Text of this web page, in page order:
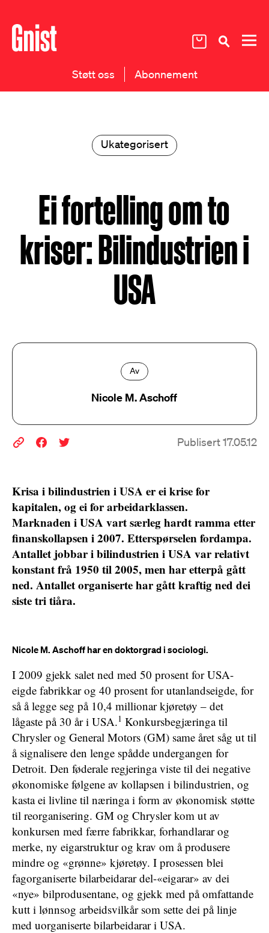
Støtt oss Abonnement
Ukategorisert
Ei fortelling om to
kriser: Bilindustrien i
USA
Av
Nicole M. Aschoff
Publisert 17.05.12
Krisa i bilindustrien i USA er ei krise for
kapitalen, og ei for arbeidarklassen.
Marknaden i USA vart særleg hardt ramma etter
finanskollapsen i 2007. Etterspørselen fordampa.
Antallet jobbar i bilindustrien i USA var relativt
konstant frå 1950 til 2005, men har etterpå gått
ned. Antallet organiserte har gått kraftig ned dei
siste tri tiåra.
Nicole M. Aschoff har en doktorgrad i sociologi.
I 2009 gjekk salet ned med 50 prosent for USA-
eigde fabrikkar og 40 prosent for utanlandseigde, for
så å legge seg på 10,4 millionar kjøretøy – det
lågaste på 30 år i USA.1 Konkursbegjæringa til
Chrysler og General Motors (GM) same året såg ut til
å signalisere den lenge spådde undergangen for
Detroit. Den føderale regjeringa viste til dei negative
økonomiske følgene av kollapsen i bilindustrien, og
kasta ei livline til næringa i form av økonomisk støtte
til reorganisering. GM og Chrysler kom ut av
konkursen med færre fabrikkar, forhandlarar og
merke, ny eigarstruktur og krav om å produsere
mindre og «grønne» kjøretøy. I prosessen blei
fagorganiserte bilarbeidarar del-«eigarar» av dei
«nye» bilprodusentane, og gjekk med på omfattande
kutt i lønnsog arbeidsvilkår som sette dei på linje
med uorganiserte bilarbeidarar i USA.